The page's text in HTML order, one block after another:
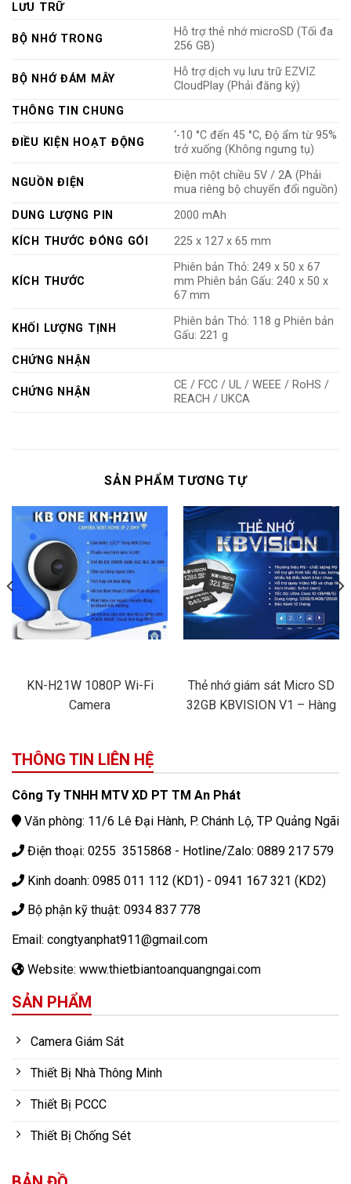
LƯU TRỮ
BỘ NHỚ TRONG
Hỗ trợ thẻ nhớ microSD (Tối đa
256 GB)
BỘ NHỚ ĐÁM MÂY
Hỗ trợ dịch vụ lưu trữ EZVIZ
CloudPlay (Phải đăng ký)
THÔNG TIN CHUNG
ĐIỀU KIỆN HOẠT ĐỘNG
‘-10 °C đến 45 °C, Độ ẩm từ 95%
trở xuống (Không ngưng tụ)
NGUỒN ĐIỆN
Điện một chiều 5V / 2A (Phải
mua riêng bộ chuyển đổi nguồn)
DUNG LƯỢNG PIN
2000 mAh
KÍCH THƯỚC ĐÓNG GÓI
225 x 127 x 65 mm
KÍCH THƯỚC
Phiên bản Thỏ: 249 x 50 x 67
mm Phiên bản Gấu: 240 x 50 x
67 mm
KHỐI LƯỢNG TỊNH
Phiên bản Thỏ: 118 g Phiên bản
Gấu: 221 g
CHỨNG NHẬN
CHỨNG NHẬN
CE / FCC / UL / WEEE / RoHS /
REACH / UKCA
SẢN PHẨM TƯƠNG TỰ
KN-H21W 1080P Wi-Fi
Camera
Thẻ nhớ giám sát Micro SD
32GB KBVISION V1 – Hàng
THÔNG TIN LIÊN HỆ
Công Ty TNHH MTV XD PT TM An Phát
Văn phòng: 11/6 Lê Đại Hành, P. Chánh Lộ, TP Quảng Ngãi
Điện thoại: 0255 3515868 - Hotline/Zalo: 0889 217 579
Kinh doanh: 0985 011 112 (KD1) - 0941 167 321 (KD2)
Bộ phận kỹ thuật: 0934 837 778
Email: congtyanphat911@gmail.com
Website: www.thietbiantoanquangngai.com
SẢN PHẨM
Camera Giám Sát
Thiết Bị Nhà Thông Minh
Thiết Bị PCCC
Thiết Bị Chống Sét